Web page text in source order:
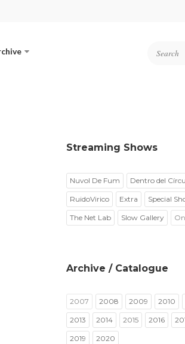
Streaming Shows
Nuvol De Fum Dentro del
RuidoVirico Extra Special
The Net Lab Slow Gallery
Archive / Catalogue
2007 2008 2009 2010
2013 2014 2015 2016
2019 2020